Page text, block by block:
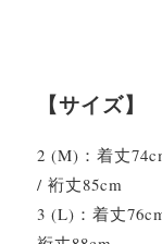
【サイズ】
2 (M)：着丈
/ 裄丈85cm
3 (L)：着丈